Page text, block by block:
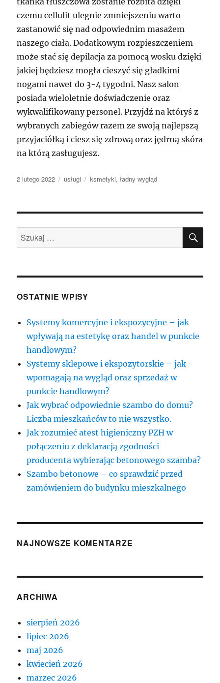
czemu cellulit ulegnie zmniejszeniu warto
zastanowić się nad odpowiednim masażem
naszego ciała. Dodatkowym rozpieszczeniem
może stać się depilacja za pomocą wosku dzięki
jakiej będziesz mogła cieszyć się gładkimi
nogami nawet do 3-4 tygodni. Nasz salon
posiada wieloletnie doświadczenie oraz
wykwalifikowany personel. Przyjdź na któryś z
wybranych zabiegów razem ze swoją najlepszą
przyjaciółką i ciesz się zdrową oraz jędrną skóra
na którą zasługujesz.
Data
2 lutego 2022 Kategorie
usługi Tagi
ksmetyki,ładny wygląd
Szukaj:
OSTATNIE WPISY
Systemy komercyjne i ekspozycyjne – jak
wpływają na estetykę oraz handel w punkcie
handlowym?
Systemy sklepowe i ekspozytorskie – jak
wpomagają na wygląd oraz sprzedaż w
punkcie handlowym?
Jak wybrać odpowiednie szambo do domu?
Liczba mieszkańców to nie wszystko.
Jak rozumieć atest higieniczny PZH w
połączeniu z deklaracją zgodności
producenta wybierając betonowego szamba?
Szambo betonowe – co sprawdzić przed
zamówieniem do budynku mieszkalnego
NAJNOWSZE KOMENTARZE
ARCHIWA
sierpień 2026
lipiec 2026
maj 2026
kwiecień 2026
marzec 2026